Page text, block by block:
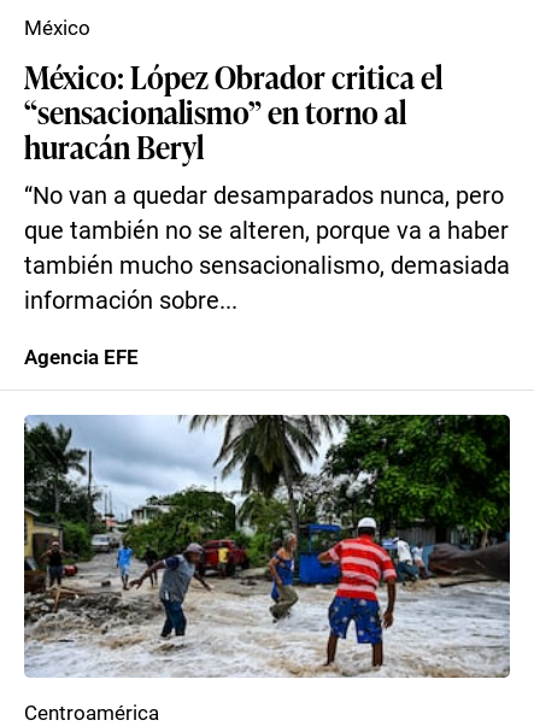
México: López Obrador critica el
“sensacionalismo” en torno al
huracán Beryl
“No van a quedar desamparados nunca, pero
que también no se alteren, porque va a haber
también mucho sensacionalismo, demasiada
información sobre...
México
Agencia EFE
Centroamérica